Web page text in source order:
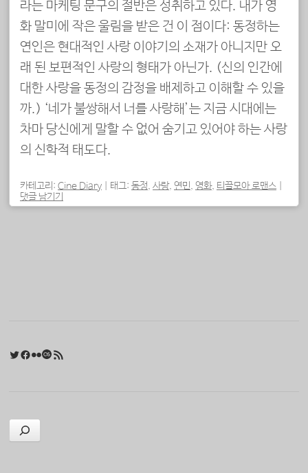
라는 마케팅 문구의 절반은 성취하고 있다. 내가 영
화 말미에 작은 울림을 받은 건 이 점이다: 동정하는
연인은 현대적인 사랑 이야기의 소재가 아니지만 오
래 된 보편적인 사랑의 형태가 아닌가. (신의 인간에
대한 사랑을 동정의 감정을 배제하고 이해할 수 있을
까.) ‘네가 불쌍해서 너를 사랑해’는 지금 시대에는
차마 당신에게 말할 수 없어 숨기고 있어야 하는 사랑
의 신학적 태도다.
카테고리: Cine Diary 태그: 동정, 사랑, 연민, 영화, 티끌모아 로맨스
댓글 남기기
Twitter
Facebook
FlickrLast.fm
검색